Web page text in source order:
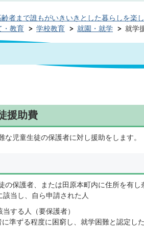
者まで誰もがいきいきとした暮らしを楽
・教育 学校教育 就園・就学 就学
援助費
児童生徒の保護者に対し援助をします。
の保護者、または田原本町内に住所を有し
当し、自ら申請された人
する人（要保護者）
準ずる程度に困窮し、就学困難と認定し